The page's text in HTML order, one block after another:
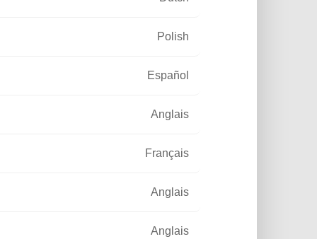
tombée
Polish
Español
Anglais
Français
Anglais
Anglais